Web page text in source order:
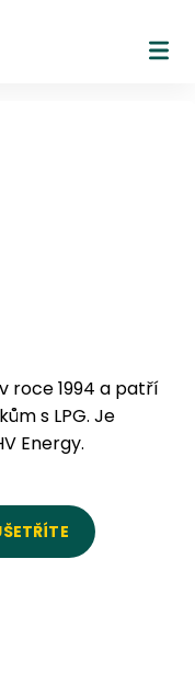
roce 1994 a patří
s LPG. Je
Energy.